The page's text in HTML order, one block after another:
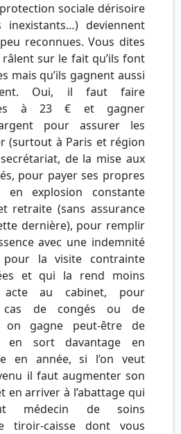
sociale dérisoire
inexistants…) deviennent
reconnues. Vous dites
sur le fait qu’ils font
mais qu’ils gagnent aussi
Oui, il faut faire
à 23 € et gagner
pour assurer les
(surtout à Paris et région
de la mise aux
pour payer ses propres
en explosion constante
retraite (sans assurance
dernière), pour remplir
avec une indemnité
pour la visite contrainte
et qui la rend moins
acte au cabinet, pour
cas de congés ou de
on gagne peut-être de
en sort davantage en
en année, si l’on veut
il faut augmenter son
en arriver à l’abattage qui
médecin de soins
tiroir-caisse dont vous